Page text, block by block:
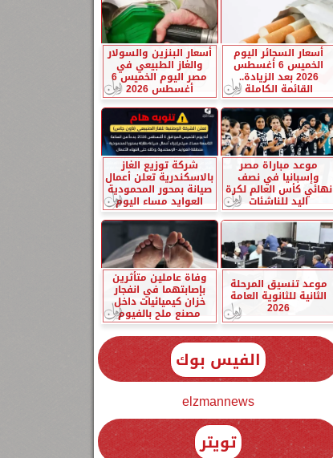
أسعار السجائر اليوم
الخميس 6 أغسطس
2026 بعد الزيادة..
القائمة الكاملة
أسعار البنزين والسولار
والغاز الطبيعي في
مصر اليوم الخميس 6
أغسطس 2026
موعد مباراة مصر
وإسبانيا في نصف
نهائي كأس العالم لكرة
اليد للناشئات
شركة توزيع الغاز
بالاسكندرية تعلن أعمال
صيانة بمحور المحمودية
العوايد مساء اليوم
موعد تنسيق المرحلة
الثانية للثانوية العامة
2026
وفاة عاملين متأثرين
بإصابتهما في انفجار
خزان كيميائيات داخل
مصنع ملح بالفيوم
الفيس بوك
elzmannews
تويتر